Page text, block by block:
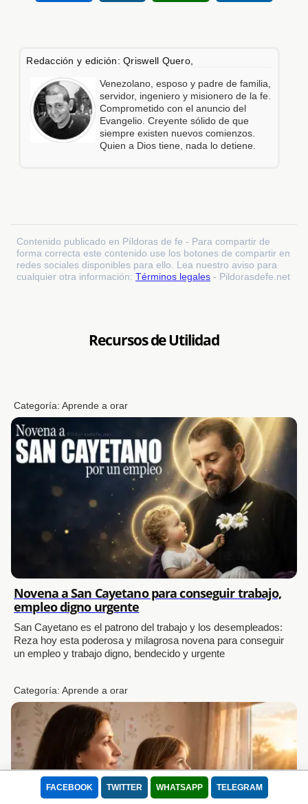
FACEBOOK TWITTER WHATSAPP TELEGRAM
Redacción y edición: Qriswell Quero,
Venezolano, esposo y padre de familia,
servidor, ingeniero y misionero de la fe.
Comprometido con el anuncio del
Evangelio. Creyente sólido de que
siempre existen nuevos comienzos.
Quien a Dios tiene, nada lo detiene.
Contenido publicado en Píldoras de fe - Para compartir de
forma correcta este contenido use los botones de compartir en
redes sociales disponibles para ello. Lea nuestro aviso para
cualquier otra información: Términos legales - Pildorasdefe.net
Recursos de Utilidad
Categoría:Aprende a orar
Novena a San Cayetano para conseguir trabajo,
empleo digno urgente
San Cayetano es el patrono del trabajo y los desempleados:
Reza hoy esta poderosa y milagrosa novena para conseguir
un empleo y trabajo digno, bendecido y urgente
Categoría:Aprende a orar